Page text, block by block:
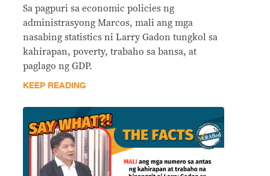
Sa pagpuri sa economic policies ng
administrasyong Marcos, mali ang mga
nasabing statistics ni Larry Gadon tungkol sa
kahirapan, poverty, trabaho sa bansa, at
paglago ng GDP.
KEEP READING